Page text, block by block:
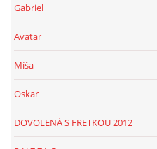
Gabriel
Avatar
Míša
Oskar
DOVOLENÁ S FRETKOU 2012